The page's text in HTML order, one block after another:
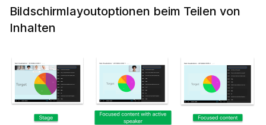
Bildschirmlayoutoptionen beim Teilen von
Inhalten